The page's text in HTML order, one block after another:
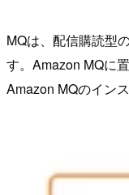
MQは、配信購読型
す。Amazon MQに
Amazon MQのイン